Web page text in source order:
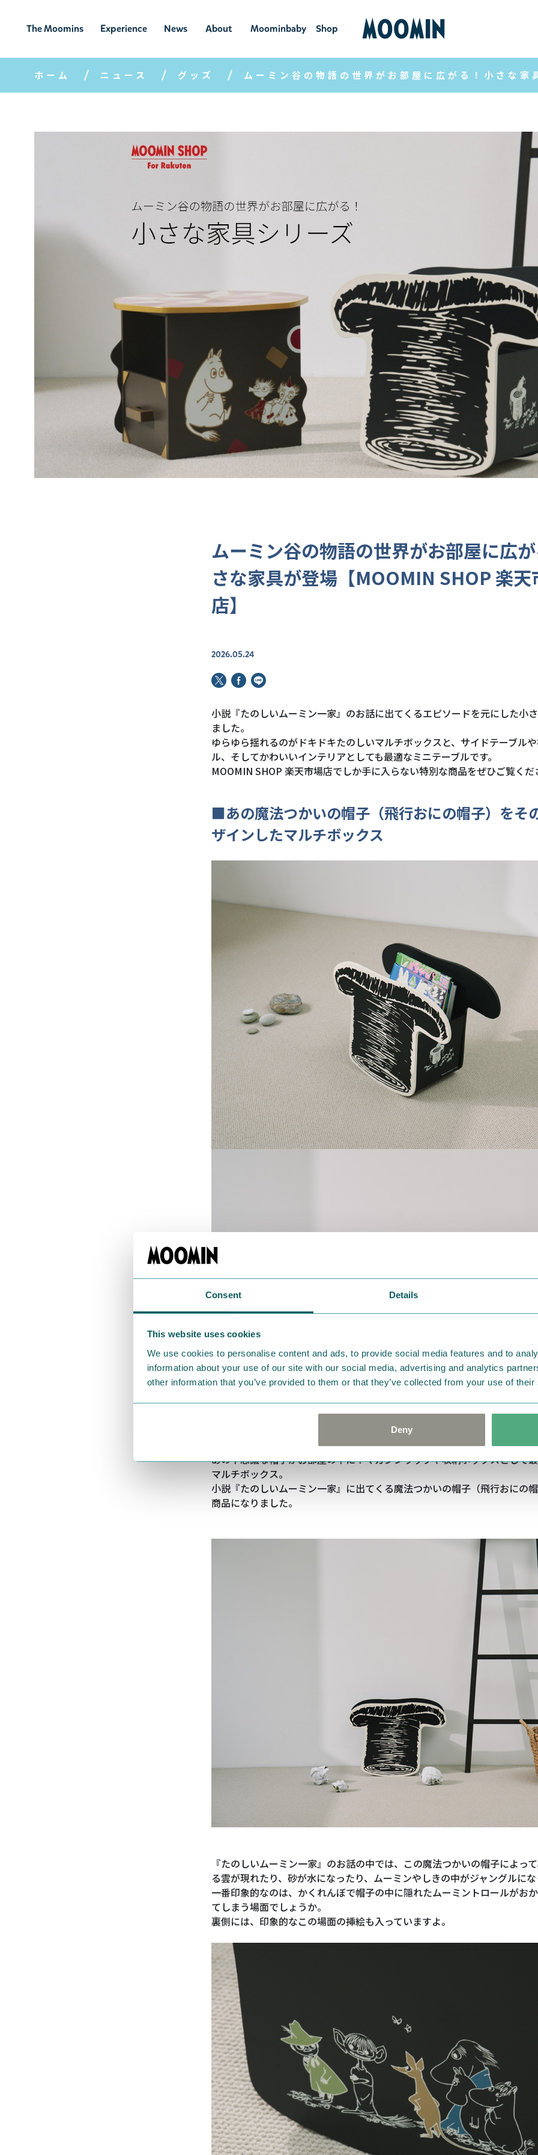
Consent Details
This website uses cookies
We use cookies to personalise content and ads, to provide social media features and to
information about your use of our site with our social media, advertising and analytics
other information that you’ve provided to them or that they’ve collected from your use of
Deny
The Moomins
ムーミンの
世界
Experience
ムーミンの世
界を楽しむ
News
ニュ
ース
About
ムーミン
について
Moominbaby
ムーミンベ
ビー
Shop
ショ
ップ
ホーム ニュース グッズ ムーミン谷の物語の世界がお部屋に広がる！小さな
ムーミン谷の物語の世界がお部屋に広
さな家具が登場【MOOMIN SHOP 楽天
店】
2026.05.24
小説『たのしいムーミン一家』のお話に出てくるエピソードを元にした小
ました。
ゆらゆら揺れるのがドキドキたのしいマルチボックスと、サイドテーブル
ル、そしてかわいいインテリアとしても最適なミニテーブルです。
MOOMIN SHOP 楽天市場店でしか手に入らない特別な商品をぜひご覧くだ
■あの魔法つかいの帽子（飛行おにの帽子）をそ
ザインしたマルチボックス
あの不思議な帽子がお部屋の中に！マガジンラックや収納ボックスとして
マルチボックス。
小説『たのしいムーミン一家』に出てくる魔法つかいの帽子（飛行おにの
商品になりました。
『たのしいムーミン一家』のお話の中では、この魔法つかいの帽子によっ
る雲が現れたり、砂が水になったり、ムーミンやしきの中がジャングルに
一番印象的なのは、かくれんぼで帽子の中に隠れたムーミントロールがお
てしまう場面でしょうか。
裏側には、印象的なこの場面の挿絵も入っていますよ。